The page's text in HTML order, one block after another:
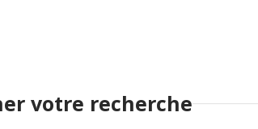
votre recherche